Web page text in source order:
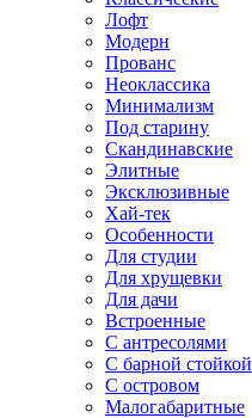
Лофт
Модерн
Прованс
Неоклассика
Минимализм
Под старину
Скандинавские
Элитные
Эксклюзивные
Хай-тек
Особенности
Для студии
Для хрущевки
Для дачи
Встроенные
С антресолями
С барной стойкой
С островом
Малогабаритные